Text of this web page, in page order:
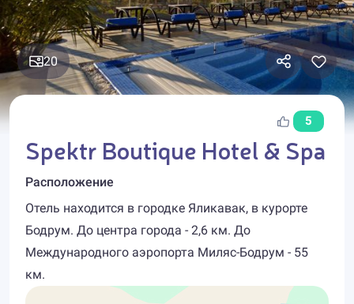
20
5
Spektr Boutique Hotel & Spa
Расположение
Отель находится в городке Яликавак, в курорте
Бодрум. До центра города - 2,6 км. До
Международного аэропорта Миляс-Бодрум - 55
км.